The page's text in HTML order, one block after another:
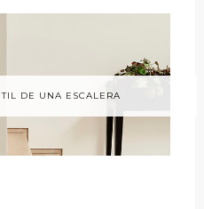
DE UNA ESCALERA